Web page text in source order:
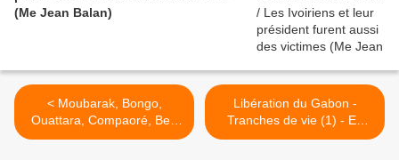
(Me Jean Balan)
< Moubarak, Bongo,
Ouattara, Compaoré, Ben
Ali... les boulets de Sarkozy
Libération du Gabon -
Tranches de vie (1) - En
direct du PNUD à Libreville